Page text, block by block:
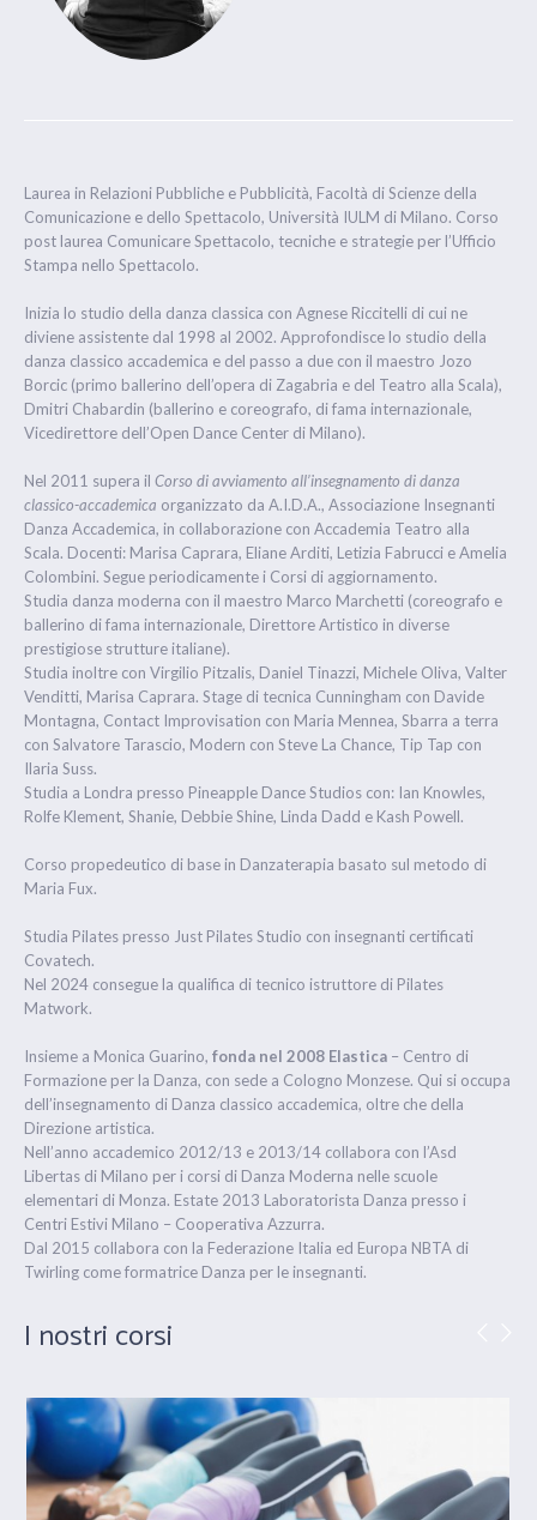
Laurea in Relazioni Pubbliche e Pubblicità, Facoltà di Scienze della
Comunicazione e dello Spettacolo, Università IULM di Milano. Corso
post laurea Comunicare Spettacolo, tecniche e strategie per l’Ufficio
Stampa nello Spettacolo.
Inizia lo studio della danza classica con Agnese Riccitelli di cui ne
diviene assistente dal 1998 al 2002. Approfondisce lo studio della
danza classico accademica e del passo a due con il maestro Jozo
Borcic (primo ballerino dell’opera di Zagabria e del Teatro alla Scala),
Dmitri Chabardin (ballerino e coreografo, di fama internazionale,
Vicedirettore dell’Open Dance Center di Milano).
Nel 2011 supera ilCorso di avviamento all’insegnamento di danza
classico-accademica organizzato da A.I.D.A., Associazione Insegnanti
Danza Accademica, in collaborazione con Accademia Teatro alla
Scala. Docenti: Marisa Caprara, Eliane Arditi, Letizia Fabrucci e Amelia
Colombini. Segue periodicamente i Corsi di aggiornamento.
Studia danza moderna con il maestro Marco Marchetti (coreografo e
ballerino di fama internazionale, Direttore Artistico in diverse
prestigiose strutture italiane).
Studia inoltre con Virgilio Pitzalis, Daniel Tinazzi, Michele Oliva, Valter
Venditti, Marisa Caprara. Stage di tecnica Cunningham con Davide
Montagna, Contact Improvisation con Maria Mennea, Sbarra a terra
con Salvatore Tarascio, Modern con Steve La Chance, Tip Tap con
Ilaria Suss.
Studia a Londra presso Pineapple Dance Studios con: Ian Knowles,
Rolfe Klement, Shanie, Debbie Shine, Linda Dadd e Kash Powell.
Corso propedeutico di base in Danzaterapia basato sul metodo di
Maria Fux.
Studia Pilates presso Just Pilates Studio con insegnanti certificati
Covatech.
Nel 2024 consegue la qualifica di tecnico istruttore di Pilates
Matwork.
Insieme a Monica Guarino,fonda nel 2008 Elastica – Centro di
Formazione per la Danza, con sede a Cologno Monzese. Qui si occupa
dell’insegnamento di Danza classico accademica, oltre che della
Direzione artistica.
Nell’anno accademico 2012/13 e 2013/14 collabora con l’Asd
Libertas di Milano per i corsi di Danza Moderna nelle scuole
elementari di Monza. Estate 2013 Laboratorista Danza presso i
Centri Estivi Milano – Cooperativa Azzurra.
Dal 2015 collabora con la Federazione Italia ed Europa NBTA di
Twirling come formatrice Danza per le insegnanti.
I nostri corsi